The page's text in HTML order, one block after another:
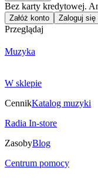
Bez karty kredytowej.
Załóż konto Zaloguj się
Przeglądaj
Muzyka
W sklepie
CennikKatalog muzyki
Radia In-store
ZasobyBlog
Centrum pomocy